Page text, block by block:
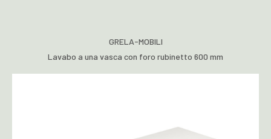
GRELA-MOBILI
Lavabo a una vasca con foro rubinetto 600 mm